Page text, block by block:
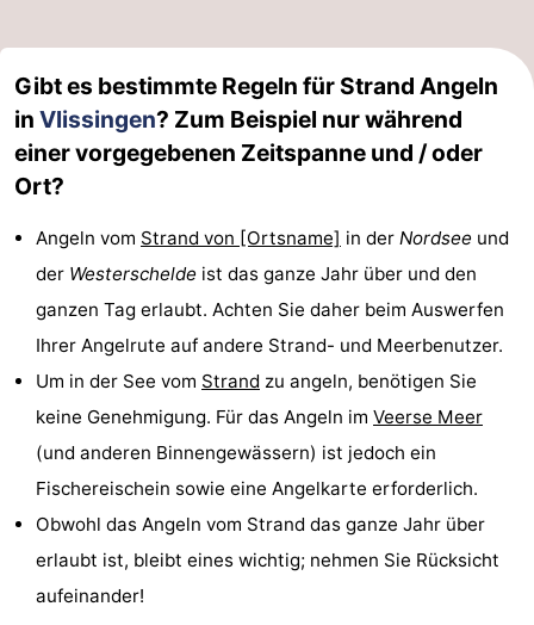
Gibt es bestimmte Regeln für Strand Angeln
in Vlissingen? Zum Beispiel nur während
einer vorgegebenen Zeitspanne und / oder
Ort?
Angeln vom Strand von [Ortsname] in der Nordsee und
der Westerschelde ist das ganze Jahr über und den
ganzen Tag erlaubt. Achten Sie daher beim Auswerfen
Ihrer Angelrute auf andere Strand- und Meerbenutzer.
Um in der See vom Strand zu angeln, benötigen Sie
keine Genehmigung. Für das Angeln im Veerse Meer
(und anderen Binnengewässern) ist jedoch ein
Fischereischein sowie eine Angelkarte erforderlich.
Obwohl das Angeln vom Strand das ganze Jahr über
erlaubt ist, bleibt eines wichtig; nehmen Sie Rücksicht
aufeinander!